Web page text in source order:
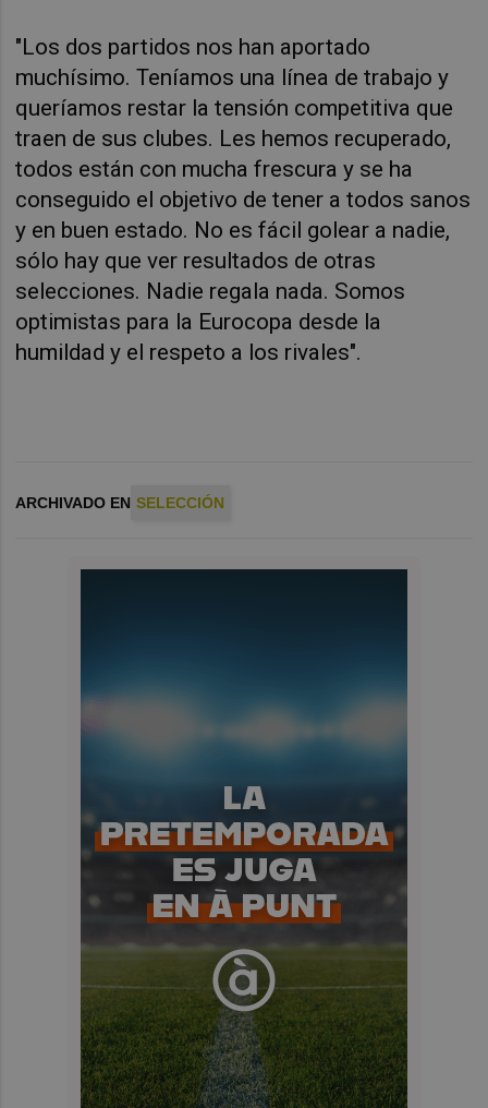
"Los dos partidos nos han aportado
muchísimo. Teníamos una línea de trabajo y
queríamos restar la tensión competitiva que
traen de sus clubes. Les hemos recuperado,
todos están con mucha frescura y se ha
conseguido el objetivo de tener a todos sanos
y en buen estado. No es fácil golear a nadie,
sólo hay que ver resultados de otras
selecciones. Nadie regala nada. Somos
optimistas para la Eurocopa desde la
humildad y el respeto a los rivales".
ARCHIVADO EN SELECCIÓN